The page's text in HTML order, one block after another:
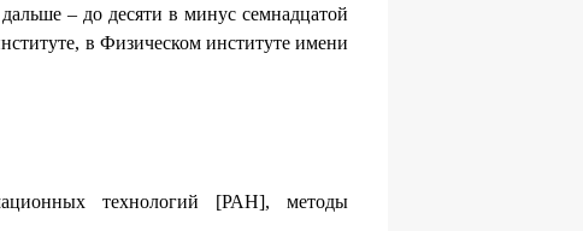
– до десяти в минус семнадцатой
в Физическом институте имени
технологий [РАН], методы